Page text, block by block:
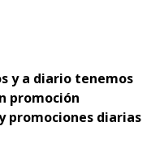
y a diario tenemos
promoción
promociones diarias